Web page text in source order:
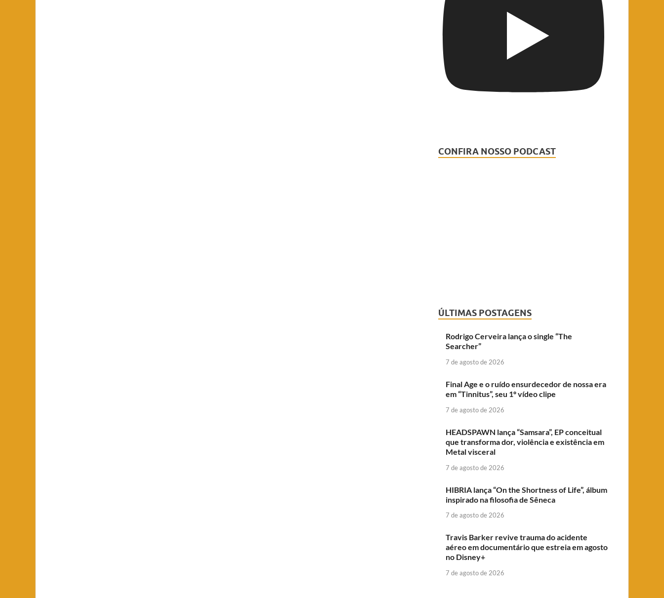
CONFIRA NOSSO PODCAST
ÚLTIMAS POSTAGENS
Rodrigo Cerveira lança o single “The
Searcher”
7 de agosto de 2026
Final Age e o ruído ensurdecedor de nossa era
em “Tinnitus”, seu 1º vídeo clipe
7 de agosto de 2026
HEADSPAWN lança “Samsara”, EP conceitual
que transforma dor, violência e existência em
Metal visceral
7 de agosto de 2026
HIBRIA lança “On the Shortness of Life”, álbum
inspirado na filosofia de Sêneca
7 de agosto de 2026
Travis Barker revive trauma do acidente
aéreo em documentário que estreia em agosto
no Disney+
7 de agosto de 2026